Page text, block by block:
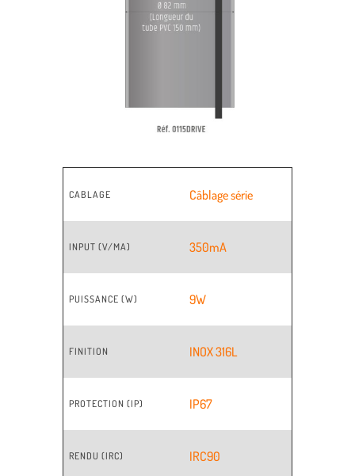
CABLAGE Câblage série
INPUT (V/MA) 350mA
PUISSANCE (W) 9W
FINITION INOX 316L
PROTECTION (IP) IP67
RENDU (IRC) IRC90